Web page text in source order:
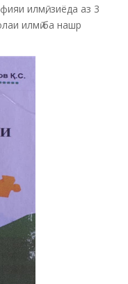
илмӣ, зиёда аз 3
илмӣ ба нашр